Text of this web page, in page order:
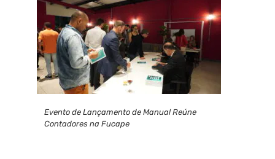
Evento de Lançamento de Manual Reúne
Contadores na Fucape